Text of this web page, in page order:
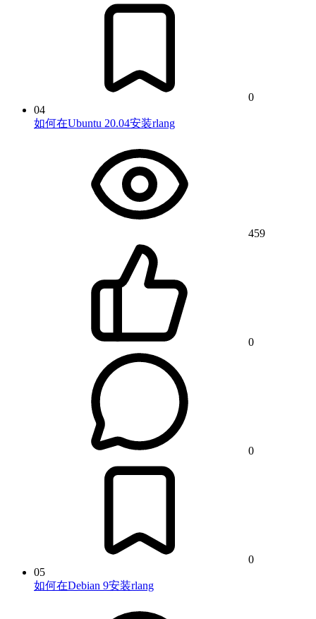
0
04
如何在Ubuntu 20.04安装rlang
459
0
0
0
05
如何在Debian 9安装rlang